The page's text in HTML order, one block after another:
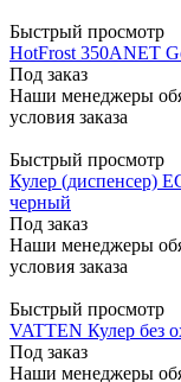
Быстрый просмотр
HotFrost 350ANET
Под заказ
Наши менеджеры
условия заказа
Быстрый просмотр
Кулер (диспенсер)
черный
Под заказ
Наши менеджеры
условия заказа
Быстрый просмотр
VATTEN Кулер без
Под заказ
Наши менеджеры